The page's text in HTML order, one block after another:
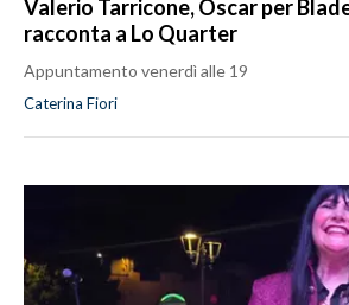
Valerio Tarricone, Oscar per
racconta a Lo Quarter
Appuntamento venerdì alle 19
Caterina Fiori